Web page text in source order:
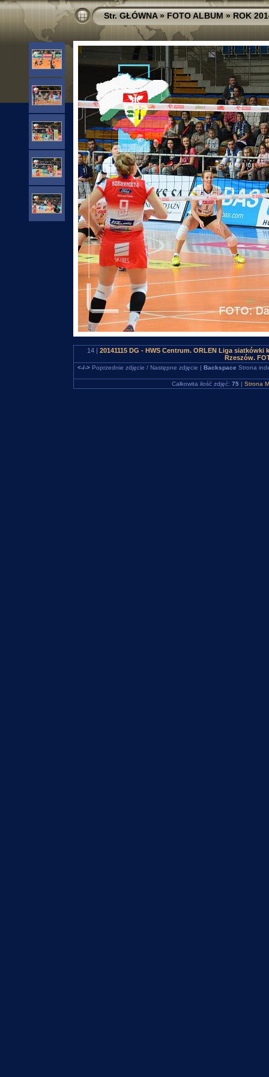
Str. GŁÓWNA»FOTO ALBUM»ROK
14 | 20141115 DG - HWS Centrum. ORLEN Liga
Rzeszów.
<-/->Poprzednie zdjęcie / Następne zdjęcie | Backspace Strona
Całkowita ilość zdjęć: 75 | Strona